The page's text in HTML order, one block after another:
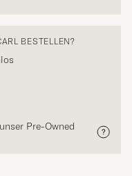
BESTELLEN?
Pre-Owned